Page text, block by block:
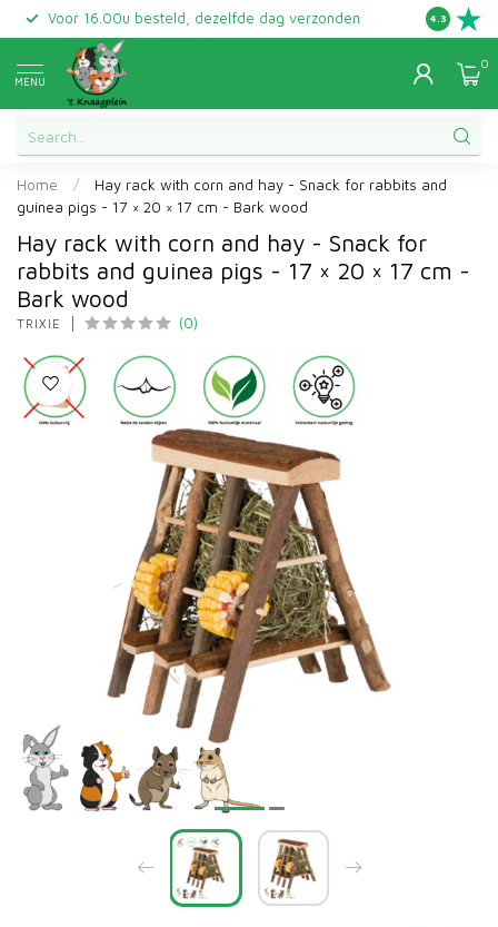
Voor 16.00u besteld, dezelfde dag verzonden Gratis
4.3
MENU
0
Home /
Hay rack with corn and hay - Snack for rabbits and
guinea pigs - 17 × 20 × 17 cm - Bark wood
Hay rack with corn and hay - Snack for
rabbits and guinea pigs - 17 × 20 × 17 cm -
Bark wood
TRIXIE (0)